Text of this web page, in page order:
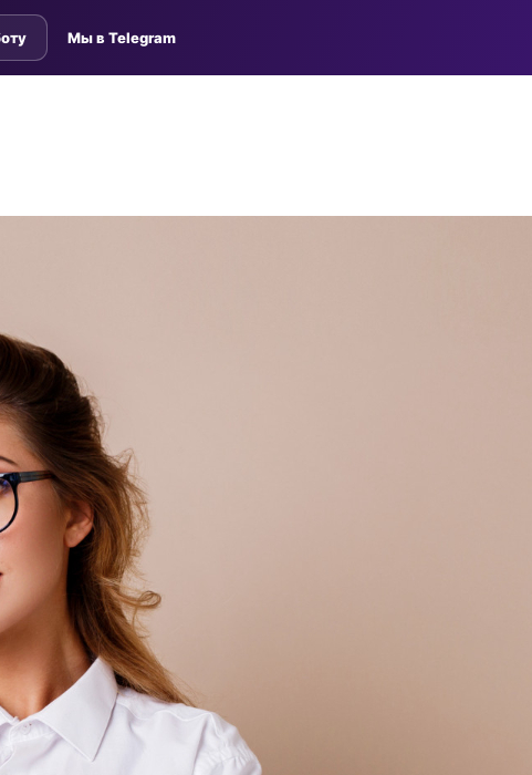
Мы в Telegram